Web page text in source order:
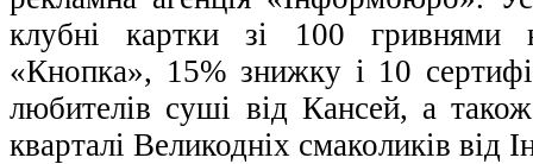
клубні картки зі 100 гривнями
«Кнопка», 15% знижку і 10
любителів суші від Кансей, а
кварталі Великодніх смаколиків від